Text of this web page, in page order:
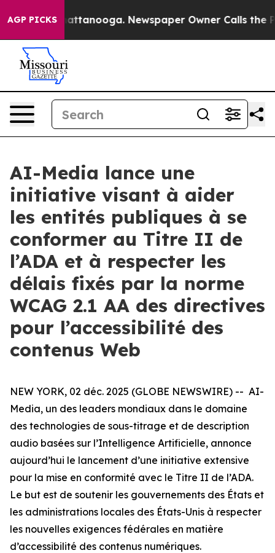
AGP PICKS
in Chattanooga. Newspaper Owner Calls the
AI-Media lance une
initiative visant à aider
les entités publiques à se
conformer au Titre II de
l’ADA et à respecter les
délais fixés par la norme
WCAG 2.1 AA des directives
pour l’accessibilité des
contenus Web
NEW YORK, 02 déc. 2025 (GLOBE NEWSWIRE) -- AI-
Media, un des leaders mondiaux dans le domaine
des technologies de sous-titrage et de description
audio basées sur l’Intelligence Artificielle, annonce
aujourd’hui le lancement d’une initiative extensive
pour la mise en conformité avec le Titre II de l’ADA.
Le but est de soutenir les gouvernements des États et
les administrations locales des États-Unis à respecter
les nouvelles exigences fédérales en matière
d’accessibilité des contenus numériques.